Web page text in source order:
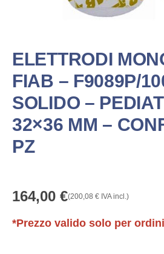
ELETTRODI
FIAB – F9089P/
SOLIDO –
32×36 MM –
PZ
164,00 €(200,08 € IVA incl.)
*Prezzo valido solo per